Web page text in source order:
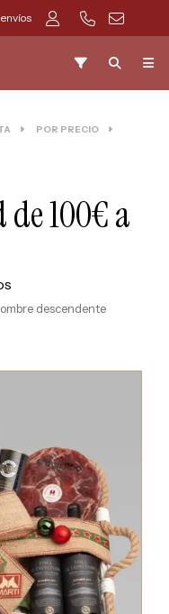
POR PRECIO
de 100€ a
descendente